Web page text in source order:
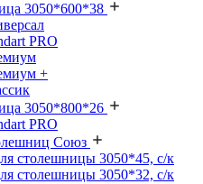
3050*600*38
PRO
+
3050*800*26
PRO
Союз
столешницы 3050*45, с/к
столешницы 3050*32, с/к